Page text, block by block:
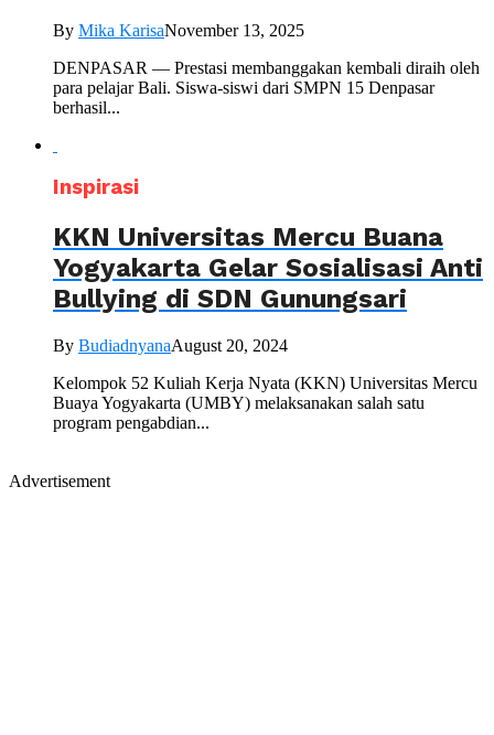
By Mika KarisaNovember 13, 2025
DENPASAR — Prestasi membanggakan kembali diraih oleh
para pelajar Bali. Siswa-siswi dari SMPN 15 Denpasar
berhasil...
Inspirasi
KKN Universitas Mercu Buana
Yogyakarta Gelar Sosialisasi Anti
Bullying di SDN Gunungsari
By BudiadnyanaAugust 20, 2024
Kelompok 52 Kuliah Kerja Nyata (KKN) Universitas Mercu
Buaya Yogyakarta (UMBY) melaksanakan salah satu
program pengabdian...
Advertisement